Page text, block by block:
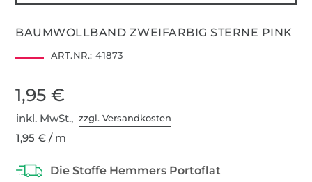
BAUMWOLLBAND ZWEIFARBIG STERNE PINK
ART.NR.: 41873
1,95 €
inkl. MwSt.,zzgl. Versandkosten
1,95 € / m